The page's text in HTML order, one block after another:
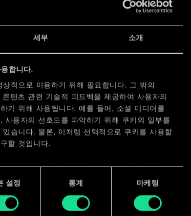
세부 소개
합니다.
적으로 이용하기 위해 필요합니다. 그 밖의
텐츠 관련 기술적 피드백을 제공하여 사용자의
기 위해 사용됩니다. 예를 들어, 소셜 미디어를
사용자의 선호도를 파악하기 위해 쿠키의 일부를
습니다. 물론, 이처럼 선택적으로 쿠키를 사용할
할 것입니다.
나 관련 설정은 아래의 "Settings" 메뉴에서
설정 통계 마케팅